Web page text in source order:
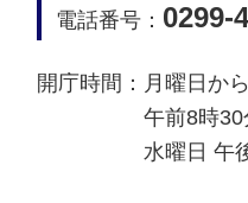
電話番号： 0299-
開庁時間： 月曜日か
午前8時
水曜日 午